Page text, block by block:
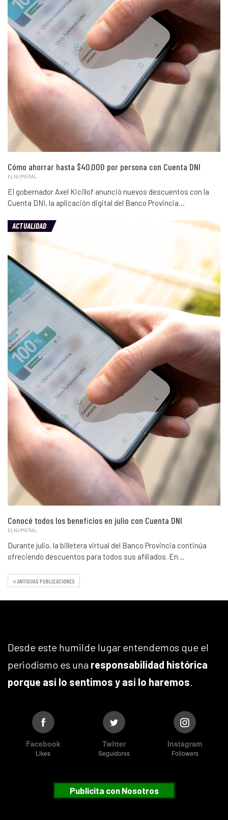
Cómo ahorrar hasta $40.000 por persona con Cuenta DNI
ELNUMERAL
El gobernador Axel Kicillof anunció nuevos descuentos con la
Cuenta DNI, la aplicación digital del Banco Provincia…
ACTUALIDAD
Conocé todos los beneficios en julio con Cuenta DNI
ELNUMERAL
Durante julio, la billetera virtual del Banco Provincia continúa
ofreciendo descuentos para todos sus afiliados. En…
ANTIGUAS PUBLICACIONES
Desde este humilde lugar entendemos que el
periodismo es una responsabilidad histórica
porque así lo sentimos y así lo haremos.
Facebook
Likes
Twitter
Seguidorxs
Instagram
Followers
Publicita con Nosotros